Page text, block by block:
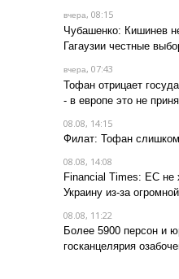
вчера, 08:15
Чубашенко: Кишинев
Гагаузии честные
вчера, 07:43
Тофан отрицает
- в европе это не
08.08, 14:15
Филат: Тофан слишком
08.08, 14:08
Financial Times: ЕС не
Украину из-за
08.08, 11:22
Более 5900 персон и
госканцелярия